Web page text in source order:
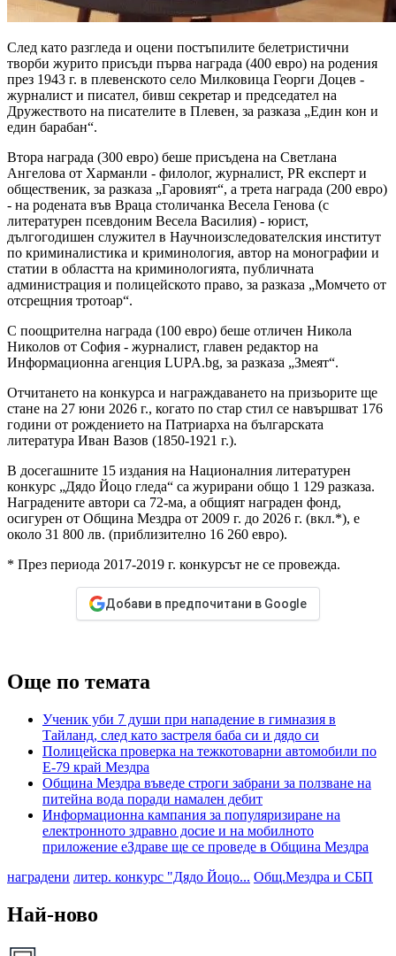
След като разгледа и оцени постъпилите белетристични
творби журито присъди първа награда (400 евро) на родения
през 1943 г. в плевенското село Милковица Георги Доцев -
журналист и писател, бивш секретар и председател на
Дружеството на писателите в Плевен, за разказа „Един кон и
един барабан“.
Втора награда (300 евро) беше присъдена на Светлана
Ангелова от Харманли - филолог, журналист, PR експерт и
общественик, за разказа „Гаровият“, а трета награда (200 евро)
- на родената във Враца столичанка Весела Генова (с
литературен псевдоним Весела Василия) - юрист,
дългогодишен служител в Научноизследователския институт
по криминалистика и криминология, автор на монографии и
статии в областта на криминологията, публичната
администрация и полицейското право, за разказа „Момчето от
отсрещния тротоар“.
С поощрителна награда (100 евро) беше отличен Никола
Николов от София - журналист, главен редактор на
Информационна агенция LUPA.bg, за разказа „Змеят“.
Отчитането на конкурса и награждаването на призьорите ще
стане на 27 юни 2026 г., когато по стар стил се навършват 176
години от рождението на Патриарха на българската
литература Иван Вазов (1850-1921 г.).
В досегашните 15 издания на Националния литературен
конкурс „Дядо Йоцо гледа“ са журирани общо 1 129 разказа.
Наградените автори са 72-ма, а общият награден фонд,
осигурен от Община Мездра от 2009 г. до 2026 г. (вкл.*), е
около 31 800 лв. (приблизително 16 260 евро).
* През периода 2017-2019 г. конкурсът не се провежда.
Добави в предпочитани в Google
Още по темата
Ученик уби 7 души при нападение в гимназия в
Тайланд, след като застреля баба си и дядо си
Полицейска проверка на тежкотоварни автомобили по
Е-79 край Мездра
Община Мездра въведе строги забрани за ползване на
питейна вода поради намален дебит
Информационна кампания за популяризиране на
електронното здравно досие и на мобилното
приложение еЗдраве ще се проведе в Община Мездра
наградени литер. конкурс "Дядо Йоцо... Общ.Мездра и СБП
Най-ново